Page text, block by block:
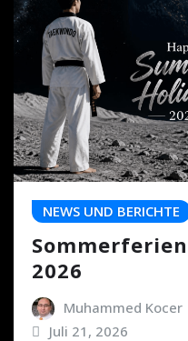
NEWS UND BERICHTE
Sommerferien
2026
Muhammed Kocer
Juli 21, 2026